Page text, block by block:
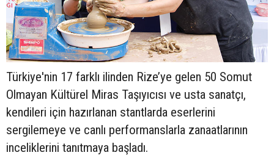
Türkiye'nin 17 farklı ilinden Rize’ye gelen 50 Somut
Olmayan Kültürel Miras Taşıyıcısı ve usta sanatçı,
kendileri için hazırlanan stantlarda eserlerini
sergilemeye ve canlı performanslarla zanaatlarının
inceliklerini tanıtmaya başladı.